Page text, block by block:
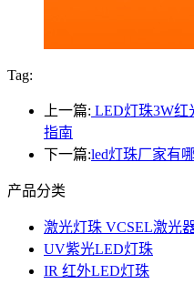
Tag:
上一篇: LED灯珠3W红
指南
下一篇:led灯珠厂家有
产品分类
激光灯珠 VCSEL激光
UV紫光LED灯珠
IR 红外LED灯珠